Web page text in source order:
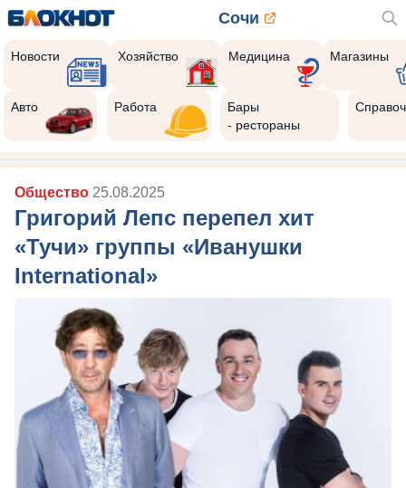
Сочи
Новости Хозяйство Медицина Магазины
Авто Работа
Бары
- рестораны
Общество 25.08.2025
Григорий Лепс перепел хит
«Тучи» группы «Иванушки
International»